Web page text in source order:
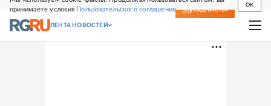
принимаете условия Пользовательского соглашения
OK
СВЕЖИЙ НОМЕР ПОДПИСКА
ЛЕНТА НОВОСТЕЙ